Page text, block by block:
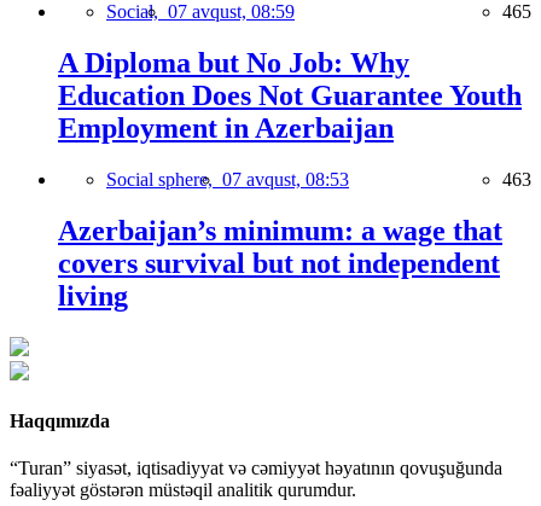
Social, 07 avqust, 08:59 465
A Diploma but No Job: Why
Education Does Not Guarantee Youth
Employment in Azerbaijan
Social sphere, 07 avqust, 08:53 463
Azerbaijan’s minimum: a wage that
covers survival but not independent
living
Haqqımızda
“Turan” siyasət, iqtisadiyyat və cəmiyyət həyatının qovuşuğunda
fəaliyyət göstərən müstəqil analitik qurumdur.